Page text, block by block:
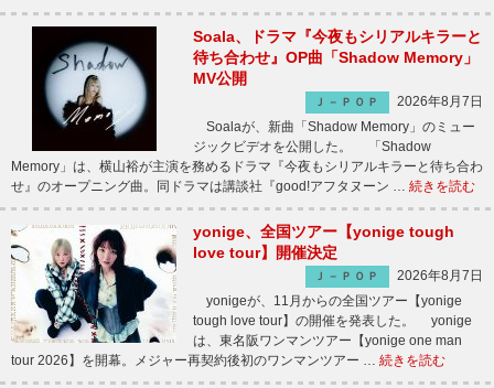
Soala、ドラマ『今夜もシリアルキラーと
待ち合わせ』OP曲「Shadow Memory」
MV公開
Ｊ－ＰＯＰ
2026年8月7日
Soalaが、新曲「Shadow Memory」のミュー
ジックビデオを公開した。 「Shadow
Memory」は、横山裕が主演を務めるドラマ『今夜もシリアルキラーと待ち合わ
せ』のオープニング曲。同ドラマは講談社『good!アフタヌーン … 続きを読む
yonige、全国ツアー【yonige tough
love tour】開催決定
Ｊ－ＰＯＰ
2026年8月7日
yonigeが、11月からの全国ツアー【yonige
tough love tour】の開催を発表した。 yonige
は、東名阪ワンマンツアー【yonige one man
tour 2026】を開幕。メジャー再契約後初のワンマンツアー … 続きを読む